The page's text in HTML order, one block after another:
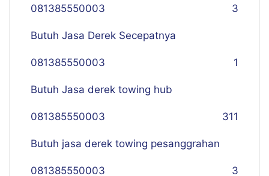
081385550003 3
Butuh Jasa Derek Secepatnya
081385550003 1
Butuh Jasa derek towing hub
081385550003 311
Butuh jasa derek towing pesanggrahan
081385550003 3